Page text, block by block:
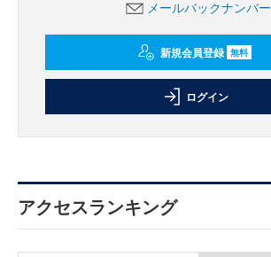
メールバックナンバー
新規会員登録 無料
ログイン
アクセスランキング